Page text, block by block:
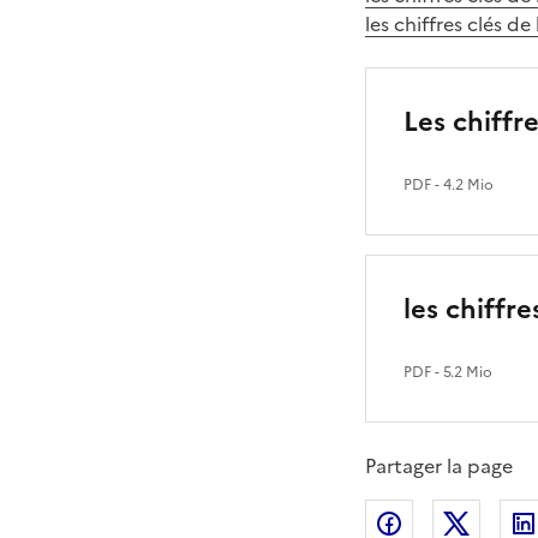
les chiffres clés
Les
PDF- 4.2 Mio
les
PDF- 5.2 Mio
Partager la page
Partager sur